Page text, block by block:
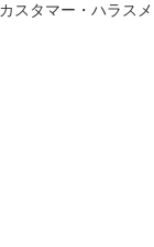
カスタマー・ハラス